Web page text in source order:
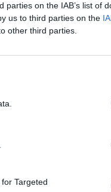
on the IAB’s list of
us to third parties on the
other third parties.
Targeted